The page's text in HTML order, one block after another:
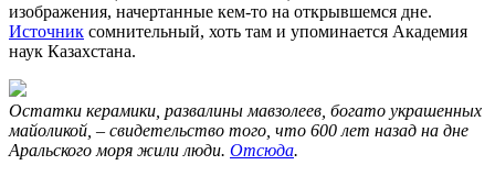
изображения, начертанные кем-то на открывшемся дне.
Источник сомнительный, хоть там и упоминается Академия
наук Казахстана.
Остатки керамики, развалины мавзолеев, богато украшенных
майоликой, – свидетельство того, что 600 лет назад на дне
Аральского моря жили люди. Отсюда.